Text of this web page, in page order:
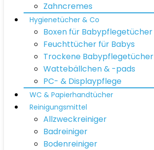
Zahncremes
Hygienetücher & Co
Boxen für Babypflegetücher
Feuchttücher für Babys
Trockene Babypflegetücher
Wattebällchen & -pads
PC- & Displaypflege
WC & Papierhandtücher
Reinigungsmittel
Allzweckreiniger
Badreiniger
Bodenreiniger